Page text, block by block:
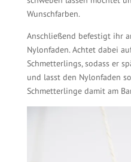
Wunschfarben.
Anschließend befestigt ihr
Nylonfaden. Achtet dabei
Schmetterlings, sodass er
und lasst den Nylonfaden
Schmetterlinge damit am